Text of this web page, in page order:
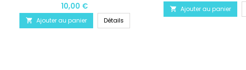
10,00 €
 Ajouter au panier Détails
 Ajouter au panier